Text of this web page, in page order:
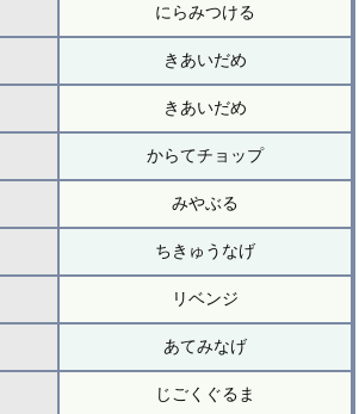
にらみつける
きあいだめ
きあいだめ
からてチョップ
みやぶる
ちきゅうなげ
リベンジ
あてみなげ
じごくぐるま